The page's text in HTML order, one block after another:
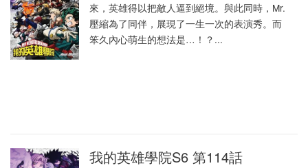
來，英雄得以把敵人逼到絕境。與此同時，Mr.
壓縮為了同伴，展現了一生一次的表演秀。而
笨久內心萌生的想法是…！？...
我的英雄學院S6 第114話